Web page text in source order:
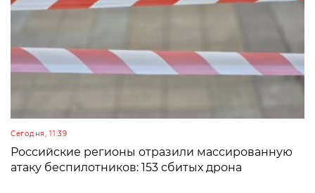
Сегодня, 11:39
Российские регионы отразили массированную
атаку беспилотников: 153 сбитых дрона